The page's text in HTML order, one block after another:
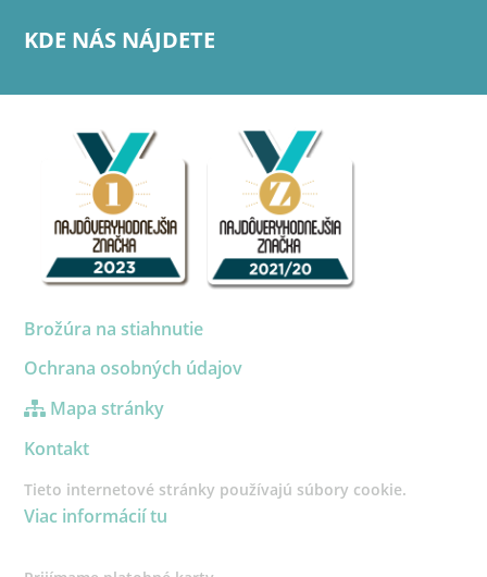
KDE NÁS NÁJDETE
Brožúra na stiahnutie
Ochrana osobných údajov
Mapa stránky
Kontakt
Tieto internetové stránky používajú súbory cookie.
Viac informácií tu